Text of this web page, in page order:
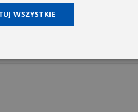
WSZYSTKIE